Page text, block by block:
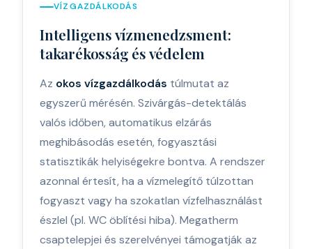
VÍZGAZDÁLKODÁS
Intelligens vízmenedzsment:
takarékosság és védelem
Az okos vízgazdálkodás túlmutat az
egyszerű mérésén. Szivárgás-detektálás
valós időben, automatikus elzárás
meghibásodás esetén, fogyasztási
statisztikák helyiségekre bontva. A rendszer
azonnal értesít, ha a vízmelegítő túlzottan
fogyaszt vagy ha szokatlan vízfelhasználást
észlel (pl. WC öblítési hiba). Megatherm
csaptelepjei és szerelvényei támogatják az